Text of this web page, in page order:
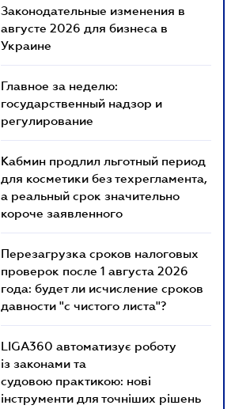
Законодательные изменения в
августе 2026 для бизнеса в
Украине
Главное за неделю:
государственный надзор и
регулирование
Кабмин продлил льготный период
для косметики без техрегламента,
а реальный срок значительно
короче заявленного
Перезагрузка сроков налоговых
проверок после 1 августа 2026
года: будет ли исчисление сроков
давности "с чистого листа"?
LIGA360 автоматизує роботу
із законами та
судовою практикою: нові
інструменти для точніших рішень